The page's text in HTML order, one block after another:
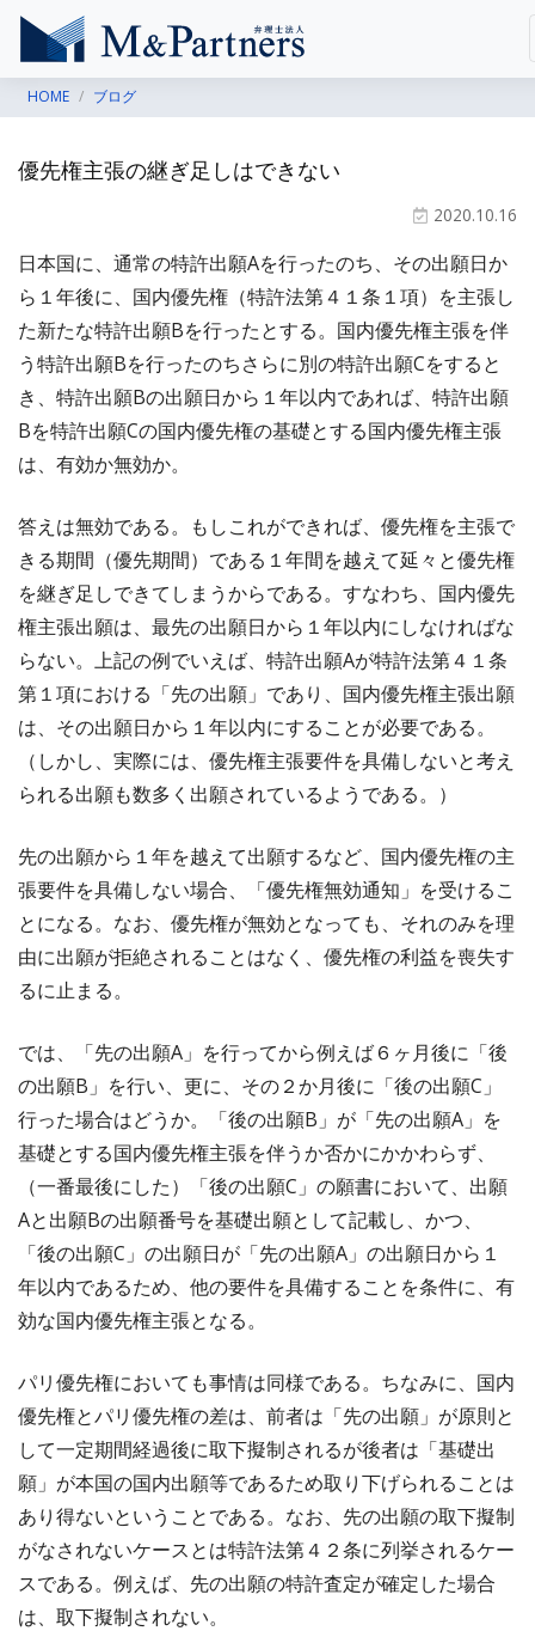
HOME ブログ
優先権主張の継ぎ足しはできない
2020.10.16
日本国に、通常の特許出願Aを行ったのち、その出願日か
ら１年後に、国内優先権（特許法第４１条１項）を主張し
た新たな特許出願Bを行ったとする。国内優先権主張を伴
う特許出願Bを行ったのちさらに別の特許出願Cをすると
き、特許出願Bの出願日から１年以内であれば、特許出願
Bを特許出願Cの国内優先権の基礎とする国内優先権主張
は、有効か無効か。
答えは無効である。もしこれができれば、優先権を主張で
きる期間（優先期間）である１年間を越えて延々と優先権
を継ぎ足しできてしまうからである。すなわち、国内優先
権主張出願は、最先の出願日から１年以内にしなければな
らない。上記の例でいえば、特許出願Aが特許法第４１条
第１項における「先の出願」であり、国内優先権主張出願
は、その出願日から１年以内にすることが必要である。
（しかし、実際には、優先権主張要件を具備しないと考え
られる出願も数多く出願されているようである。）
先の出願から１年を越えて出願するなど、国内優先権の主
張要件を具備しない場合、「優先権無効通知」を受けるこ
とになる。なお、優先権が無効となっても、それのみを理
由に出願が拒絶されることはなく、優先権の利益を喪失す
るに止まる。
では、「先の出願A」を行ってから例えば６ヶ月後に「後
の出願B」を行い、更に、その２か月後に「後の出願C」
行った場合はどうか。「後の出願B」が「先の出願A」を
基礎とする国内優先権主張を伴うか否かにかかわらず、
（一番最後にした）「後の出願C」の願書において、出願
Aと出願Bの出願番号を基礎出願として記載し、かつ、
「後の出願C」の出願日が「先の出願A」の出願日から１
年以内であるため、他の要件を具備することを条件に、有
効な国内優先権主張となる。
パリ優先権においても事情は同様である。ちなみに、国内
優先権とパリ優先権の差は、前者は「先の出願」が原則と
して一定期間経過後に取下擬制されるが後者は「基礎出
願」が本国の国内出願等であるため取り下げられることは
あり得ないということである。なお、先の出願の取下擬制
がなされないケースとは特許法第４２条に列挙されるケー
スである。例えば、先の出願の特許査定が確定した場合
は、取下擬制されない。